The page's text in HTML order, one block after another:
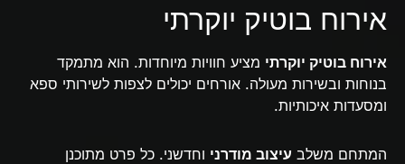
אירוח בוטיק יוקרתי
אירוח בוטיק יוקרתי מציע חוויות מיוחדות. הוא מתמקד
בנוחות ובשירות מעולה. אורחים יכולים לצפות לשירותי ספא
ומסעדות איכותיות.
המתחם משלב עיצוב מודרני וחדשני. כל פרט מתוכנן